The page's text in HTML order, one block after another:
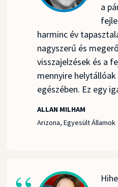
a
harminc év
nagyszerű és
visszajelzések és a
mennyire
egészében. Ez egy
ALLAN MILHAM
Arizona, Egyesült Államok